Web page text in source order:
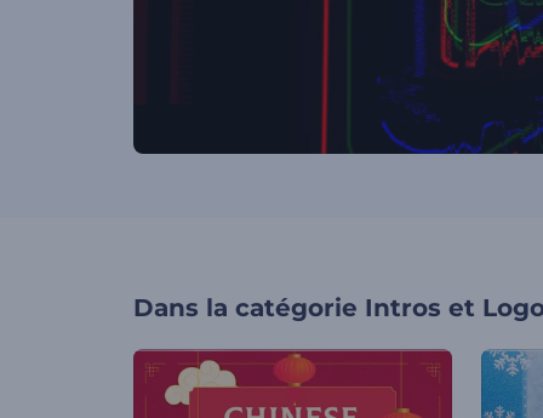
Dans la catégorie Intros et